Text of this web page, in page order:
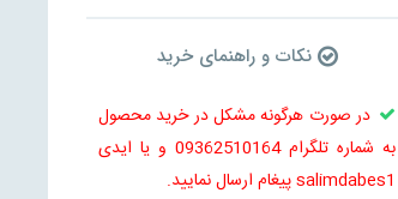
نکات و راهنمای خرید
در صورت هرگونه مشکل در خرید محصول
به شماره تلگرام 09362510164 و یا ایدی
salimdabes1 پیغام ارسال نمایید.